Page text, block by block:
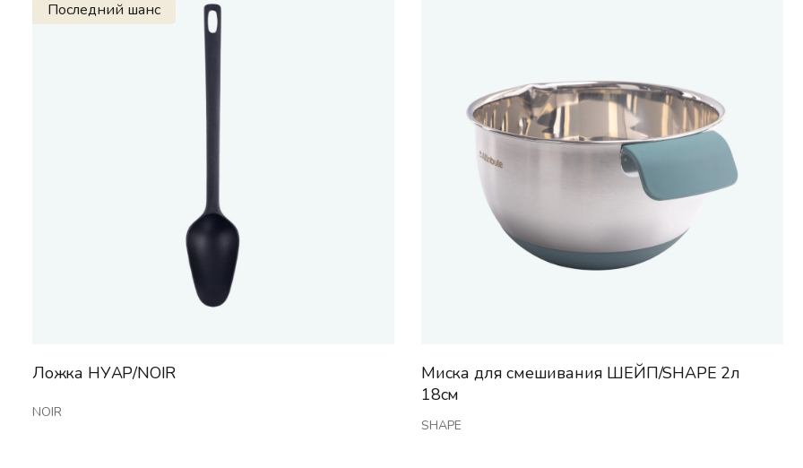
Последний шанс
Ложка НУАР/NOIR
NOIR
Миска для смешивания ШЕЙП/SHAPE 2л
18см
SHAPE